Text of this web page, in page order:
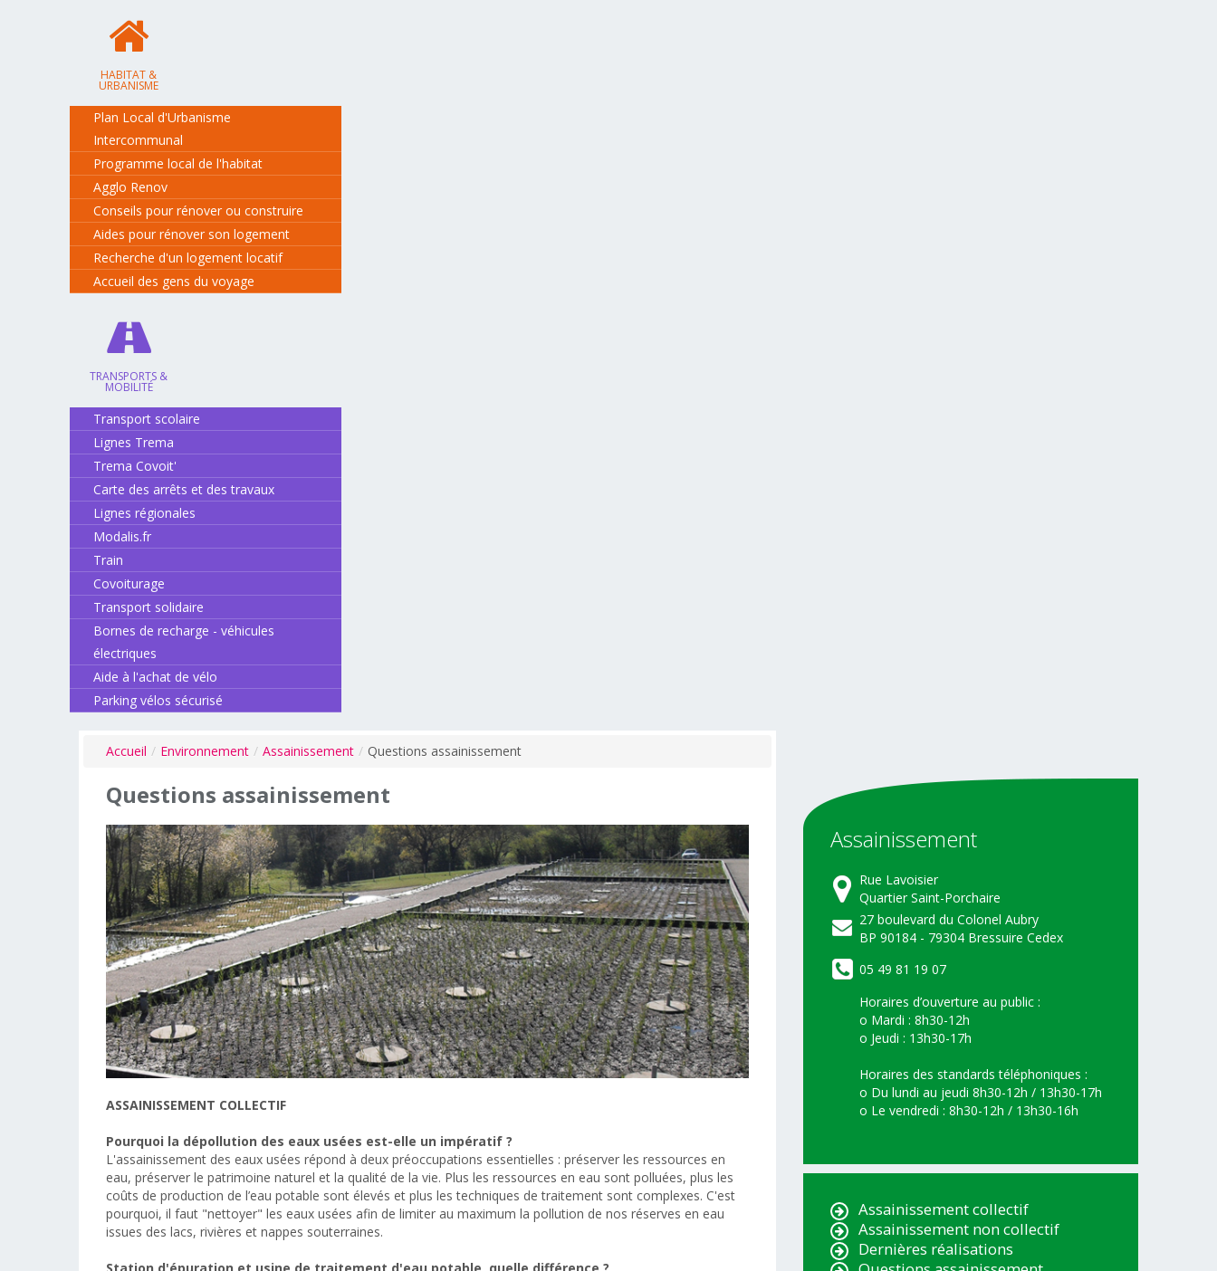
HABITAT &
URBANISME
Plan Local d'Urbanisme
Intercommunal
Programme local de l'habitat
Agglo Renov
Conseils pour rénover ou construire
Aides pour rénover son logement
Recherche d'un logement locatif
Accueil des gens du voyage
TRANSPORTS &
MOBILITÉ
Transport scolaire
Lignes Trema
Trema Covoit'
Carte des arrêts et des travaux
Lignes régionales
Modalis.fr
Train
Covoiturage
Transport solidaire
Bornes de recharge - véhicules
électriques
Aide à l'achat de vélo
Parking vélos sécurisé
Accueil / Environnement / Assainissement / Questions assainissement
Questions assainissement
ASSAINISSEMENT COLLECTIF
Pourquoi la dépollution des eaux usées est-elle un impératif ?
L'assainissement des eaux usées répond à deux préoccupations essentielles : préserver les ressources en
eau, préserver le patrimoine naturel et la qualité de la vie. Plus les ressources en eau sont polluées, plus les
coûts de production de l’eau potable sont élevés et plus les techniques de traitement sont complexes. C'est
pourquoi, il faut "nettoyer" les eaux usées afin de limiter au maximum la pollution de nos réserves en eau
issues des lacs, rivières et nappes souterraines.
Assainissement
Rue Lavoisier
Quartier Saint-Porchaire
27 boulevard du Colonel Aubry
BP 90184 - 79304 Bressuire Cedex
05 49 81 19 07
Horaires d’ouverture au public :
o Mardi : 8h30-12h
o Jeudi : 13h30-17h
Horaires des standards téléphoniques :
o Du lundi au jeudi 8h30-12h / 13h30-17h
o Le vendredi : 8h30-12h / 13h30-16h
Assainissement collectif
Assainissement non collectif
Dernières réalisations